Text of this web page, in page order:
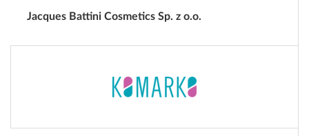
Jacques Battini Cosmetics Sp. z o.o.